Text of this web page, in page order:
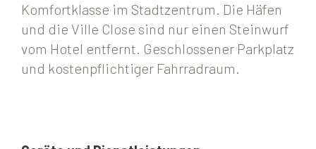
Komfortklasse im Stadtzentrum. Die Häfen
und die Ville Close sind nur einen Steinwurf
vom Hotel entfernt. Geschlossener Parkplatz
und kostenpflichtiger Fahrradraum.